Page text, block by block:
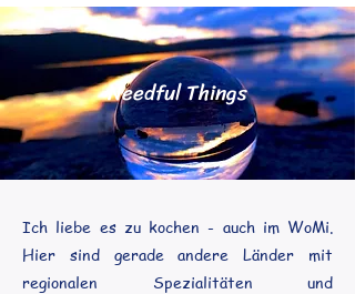
Needful Things
Ich liebe es zu kochen - auch im WoMi.
Hier sind gerade andere Länder mit
regionalen Spezialitäten und